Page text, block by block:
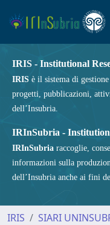
IRIS - Institutional
IRIS è il sistema di
progetti, pubblicazioni,
dell’Insubria.
IRInSubria -
IRInSubria raccoglie,
informazioni sulla
dell’Insubria anche ai fini
IRIS SIARI